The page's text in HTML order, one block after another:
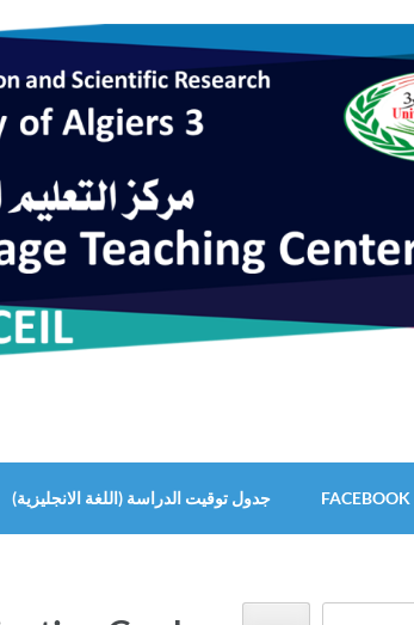
جدول توقيت الدراسة (اللغة الانجليزية)